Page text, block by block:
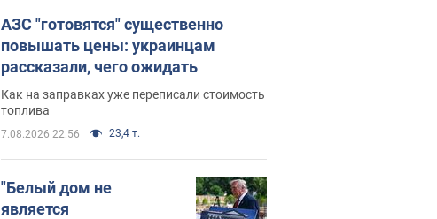
АЗС "готовятся" существенно
повышать цены: украинцам
рассказали, чего ожидать
Как на заправках уже переписали стоимость
топлива
7.08.2026 22:56 23,4 т.
"Белый дом не
является